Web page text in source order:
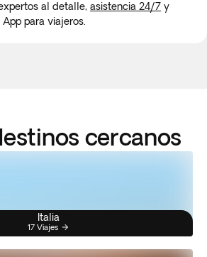
al detalle, asistencia 24/7 y
para viajeros.
cercanos
Italia
17 Viajes